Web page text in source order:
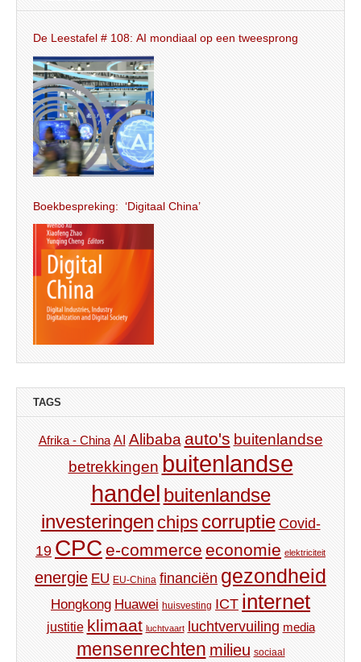
De Leestafel # 108: AI mondiaal op een tweesprong
Boekbespreking: ‘Digitaal China’
TAGS
Afrika - China AI Alibaba auto's buitenlandse
betrekkingen buitenlandse
handel buitenlandse
investeringen chips corruptie Covid-
19 CPC e-commerce economie elektriciteit
energie EU EU-China financiën gezondheid
Hongkong Huawei huisvesting ICT internet
justitie klimaat luchtvaart luchtvervuiling media
mensenrechten milieu sociaal